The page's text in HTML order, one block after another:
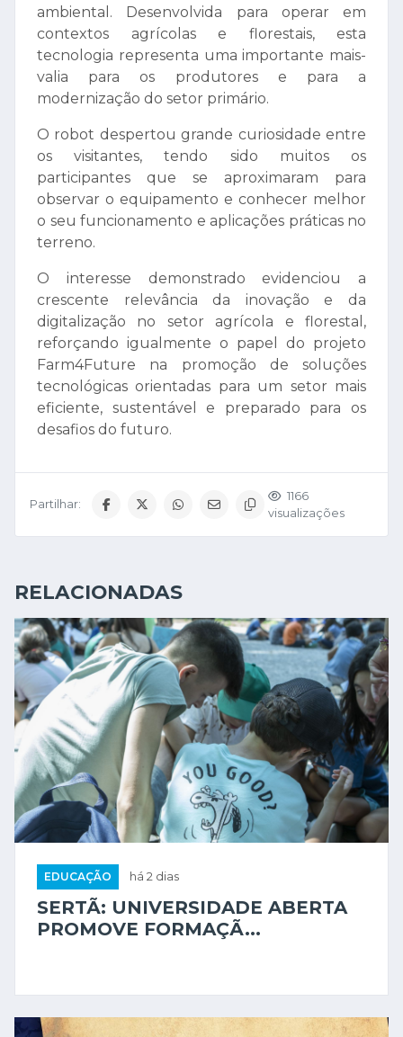
ambiental. Desenvolvida para operar em
contextos agrícolas e florestais, esta
tecnologia representa uma importante mais-
valia para os produtores e para a
modernização do setor primário.
O robot despertou grande curiosidade entre
os visitantes, tendo sido muitos os
participantes que se aproximaram para
observar o equipamento e conhecer melhor
o seu funcionamento e aplicações práticas no
terreno.
O interesse demonstrado evidenciou a
crescente relevância da inovação e da
digitalização no setor agrícola e florestal,
reforçando igualmente o papel do projeto
Farm4Future na promoção de soluções
tecnológicas orientadas para um setor mais
eficiente, sustentável e preparado para os
desafios do futuro.
Partilhar:
1166
visualizações
RELACIONADAS
EDUCAÇÃO há 2 dias
SERTÃ: UNIVERSIDADE ABERTA
PROMOVE FORMAÇÃ...